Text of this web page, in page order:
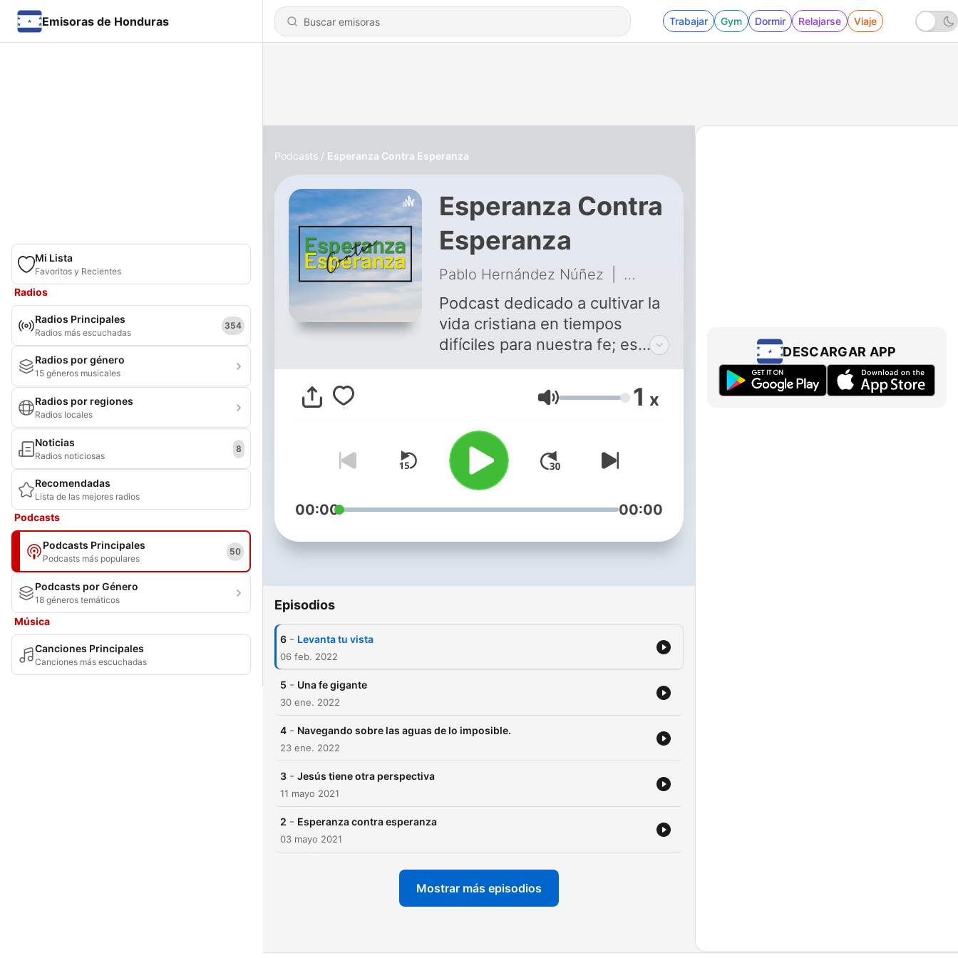
Emisoras de Honduras Trabajar Gym Dormir Relajarse Viaje
Mi Lista
Favoritos y Recientes
Radios
Radios Principales
Radios más escuchadas
354
Radios por género
15 géneros musicales
Radios por regiones
Radios locales
Noticias
Radios noticiosas
8
Recomendadas
Lista de las mejores radios
Podcasts
Podcasts Principales
Podcasts más populares
50
Podcasts por Género
18 géneros temáticos
Música
Canciones Principales
Canciones más escuchadas
Podcasts Esperanza Contra Esperanza
Esperanza Contra
Esperanza
Pablo Hernández Núñez 6 - Levanta tu vista
Podcast dedicado a cultivar la
vida cristiana en tiempos
difíciles para nuestra fe; es
tiempo de llevarla a otro nivel y
creer en esperanza contra
Volumen 1 x
00:00 00:00
Episodios
6 - Levanta tu vista
06 feb. 2022
5 - Una fe gigante
30 ene. 2022
4 - Navegando sobre las aguas de lo imposible.
23 ene. 2022
3 - Jesús tiene otra perspectiva
11 mayo 2021
2 - Esperanza contra esperanza
03 mayo 2021
Mostrar más episodios
DESCARGAR APP